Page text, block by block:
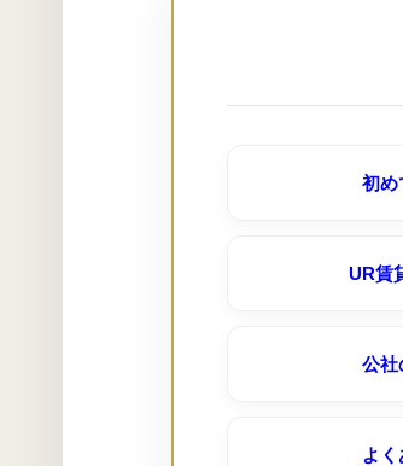
水草団
白山台
初め
UR賃
公社
よく